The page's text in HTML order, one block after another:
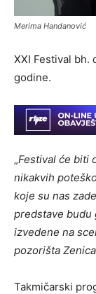
Merima Handanović
XXI Festival bh.
godine.
„Festival će biti
nikakvih
koje su nas
predstave budu
izvedene na
pozorišta Zenica
Takmičarski